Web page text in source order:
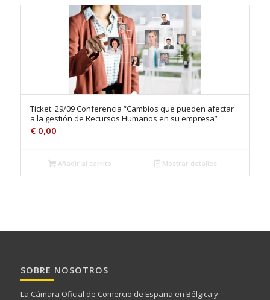
€ 400,00
hasta
€ 450,00
Ticket: 29/09 Conferencia “Cambios que pueden afectar
a la gestión de Recursos Humanos en su empresa”
€0,00
Añadir al carrito Mostrar detalles
SOBRE NOSOTROS
La Cámara Oficial de Comercio de España en Bélgica y